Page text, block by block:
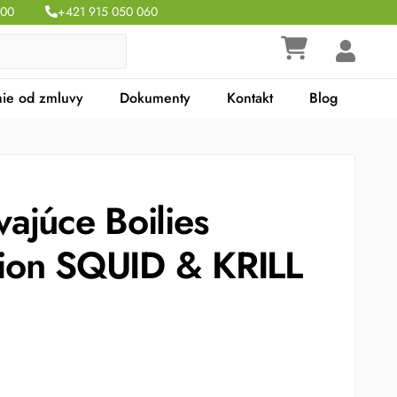
+421 915 050 060
od zmluvy Dokumenty Kontakt Blog
Boilies
SQUID & KRILL